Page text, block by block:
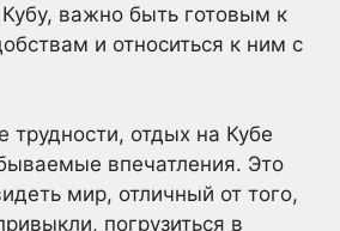
важно быть готовым к
и относиться к ним с
трудности, отдых на Кубе
впечатления. Это
мир, отличный от того,
погрузиться в